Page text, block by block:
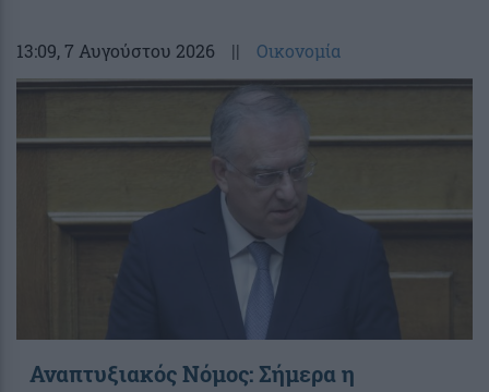
13:09, 7 Αυγούστου 2026 || Οικονομία
Αναπτυξιακός Νόμος: Σήμερα η